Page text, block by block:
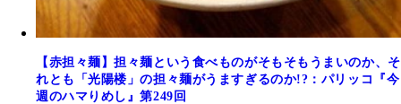
【赤担々麺】担々麺という食べものがそもそもうまいのか、そ
れとも「光陽楼」の担々麺がうますぎるのか!?：パリッコ『今
週のハマりめし』第249回